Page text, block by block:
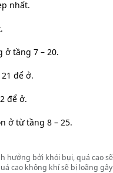
nhất.
ở tầng 7 – 20.
để ở.
để ở.
ở từ tầng 8 – 25.
hưởng bởi khói bụi, quá cao
cao không khí sẽ bị loãng